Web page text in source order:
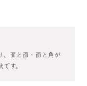
、面と面・面と角が
す。